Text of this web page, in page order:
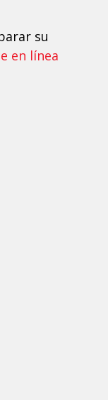
su
en línea